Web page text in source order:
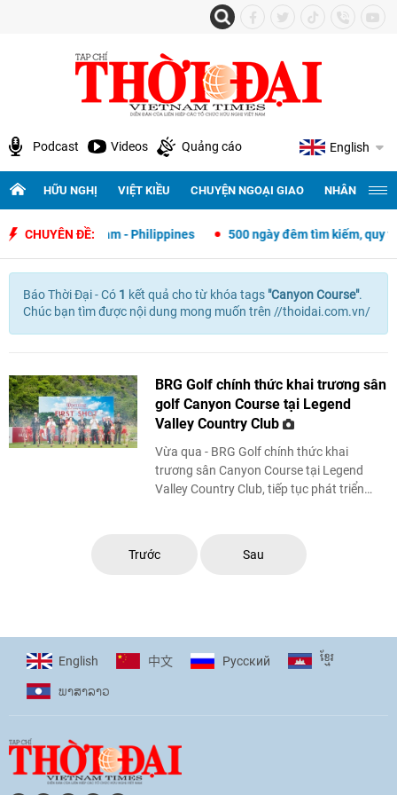
Podcast Videos Quảng cáo English
HỮU NGHỊ VIỆT KIỀU CHUYỆN NGOẠI GIAO NHÂN
CHUYÊN ĐỀ:
giao Việt Nam - Philippines 500 ngày đêm tìm kiếm, quy
Báo Thời Đại - Có 1 kết quả chotừ khóa tags "Canyon Course".
Chúc bạn tìm được nội dung mong muốn trên //thoidai.com.vn/
BRG Golf chính thức khai trương sân
golf Canyon Course tại Legend
Valley Country Club
Vừa qua - BRG Golf chính thức khai
trương sân Canyon Course tại Legend
Valley Country Club, tiếp tục phát triển
Trước
Sau
English 中文 Pусский ខ្មែរ
ພາ​ສາ​ລາວ